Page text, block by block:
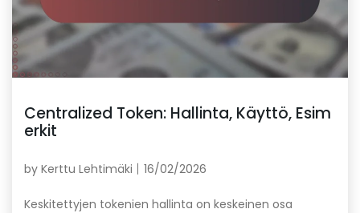
Centralized Token: Hallinta, Käyttö, Esim
erkit
by Kerttu Lehtimäki 16/02/2026
Keskitettyjen tokenien hallinta on keskeinen osa